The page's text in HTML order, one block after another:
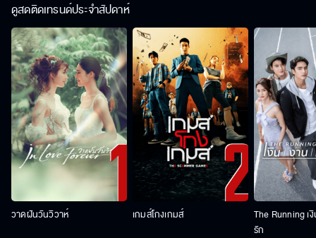
ดูสดติดเทรนด์ประจำสัปดาห์
วาดฝันวันวิวาห์ เกมส์โกงเกมส์
The Running เ
รัก